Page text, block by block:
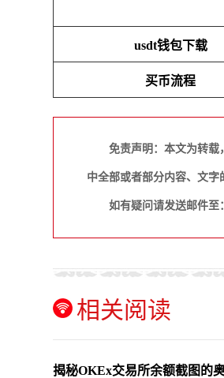
usdt钱包下载
买币流程
免责声明：本文为转载
中全部或者部分内容、文字
如有疑问请发送邮件至
相关阅读
揭秘OKEx交易所余额截图的